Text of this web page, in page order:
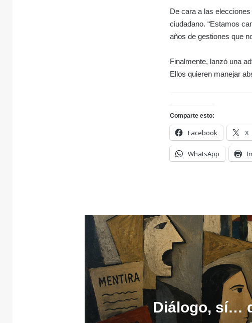
De cara a las
ciudadano. “Estamos
años de gestiones que
Finalmente, lanzó una
Ellos quieren manejar
Comparte esto:
Facebook X
WhatsApp
Diálogo, sí…